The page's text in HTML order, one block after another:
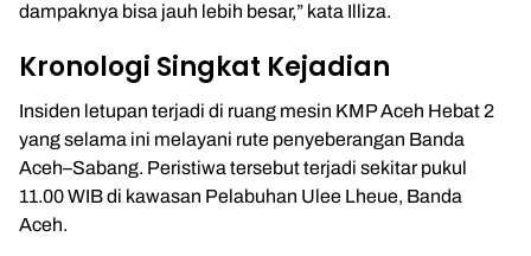
dampaknya bisa jauh lebih besar,” kata Illiza.
Kronologi Singkat Kejadian
Insiden letupan terjadi di ruang mesin KMP Aceh Hebat 2
yang selama ini melayani rute penyeberangan Banda
Aceh–Sabang. Peristiwa tersebut terjadi sekitar pukul
11.00 WIB di kawasan Pelabuhan Ulee Lheue, Banda
Aceh.